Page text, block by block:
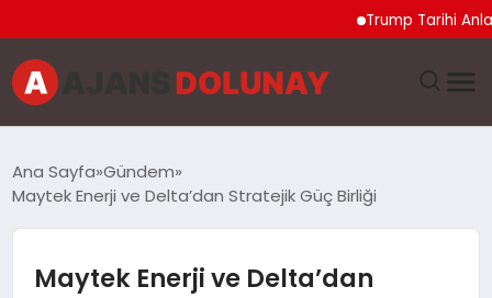
Trump Tarihi
EĞITIM
EKONOMI
Ana Sayfa Gündem
Maytek Enerji ve Delta’dan Stratejik Güç Birliği
Maytek Enerji ve Delta’dan